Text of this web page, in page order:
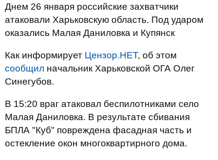
Днем 26 января российские захватчики
атаковали Харьковскую область. Под ударом
оказались Малая Даниловка и Купянск
Как информирует Цензор.НЕТ, об этом
сообщил начальник Харьковской ОГА Олег
Синегубов.
В 15:20 враг атаковал беспилотниками село
Малая Даниловка. В результате сбивания
БПЛА "Куб" повреждена фасадная часть и
остекление окон многоквартирного дома.